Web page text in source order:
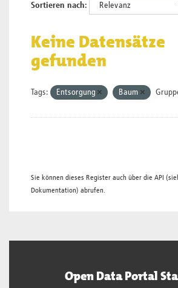
Sortieren nach
Keine Datensätze
gefunden
Tags: Entsorgung Baum
Sie können dieses Register auch über die API
Dokumentation) abrufen.
Open Data Portal